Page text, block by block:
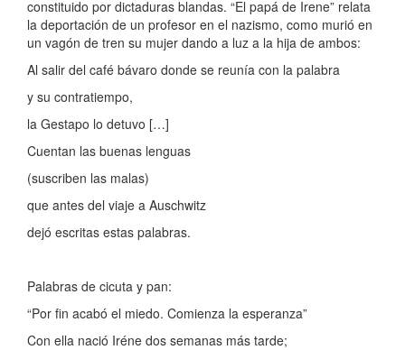
constituido por dictaduras blandas. “El papá de Irene” relata
la deportación de un profesor en el nazismo, como murió en
un vagón de tren su mujer dando a luz a la hija de ambos:
Al salir del café bávaro donde se reunía con la palabra
y su contratiempo,
la Gestapo lo detuvo […]
Cuentan las buenas lenguas
(suscriben las malas)
que antes del viaje a Auschwitz
dejó escritas estas palabras.
Palabras de cicuta y pan:
“Por fin acabó el miedo. Comienza la esperanza”
Con ella nació Iréne dos semanas más tarde;